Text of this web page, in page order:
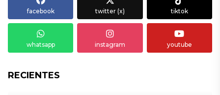
facebook twitter (x) tiktok
whatsapp instagram youtube
RECIENTES